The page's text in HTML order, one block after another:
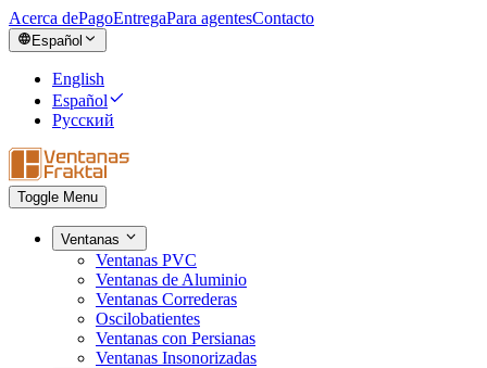
Acerca dePagoEntregaPara agentesContacto
Español
English
Español
Русский
Toggle Menu
Ventanas
Ventanas PVC
Ventanas de Aluminio
Ventanas Correderas
Oscilobatientes
Ventanas con Persianas
Ventanas Insonorizadas